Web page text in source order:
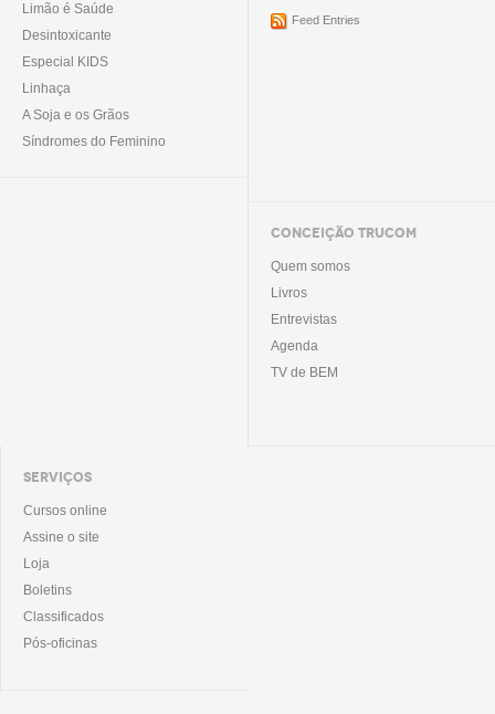
Limão é Saúde
Desintoxicante
Especial KIDS
Linhaça
A Soja e os Grãos
Síndromes do Feminino
Feed Entries
CONCEIÇÃO TRUCOM
Quem somos
Livros
Entrevistas
Agenda
TV de BEM
SERVIÇOS
Cursos online
Assine o site
Loja
Boletins
Classificados
Pós-oficinas